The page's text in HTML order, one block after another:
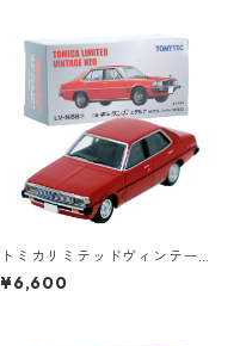
トミカリミテッドヴィンテー
ジネオ LV-N88a 三菱 ギャラン
Σ エテルナ 1600SL スーパー 7
¥6,600